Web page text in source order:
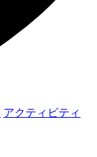
アクティビティ